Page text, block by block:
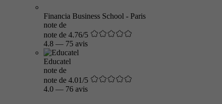
Financia Business School - Paris
note de
note de 4.76/5
4.8 — 75 avis
Educatel
note de
note de 4.01/5
4.0 — 76 avis